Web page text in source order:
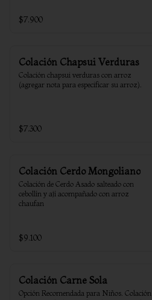
$7.900
Colación Chapsui Verduras
Colación chapsui verduras con arroz
(agregar nota para especificar su arroz).
$7.300
Colación Cerdo Mongoliano
Colación de Cerdo Asado salteado con
cebollín y ají acompañado con arroz
chaufan
$9.100
Colación Carne Sola
Opción Recomendada para Niños. Colación